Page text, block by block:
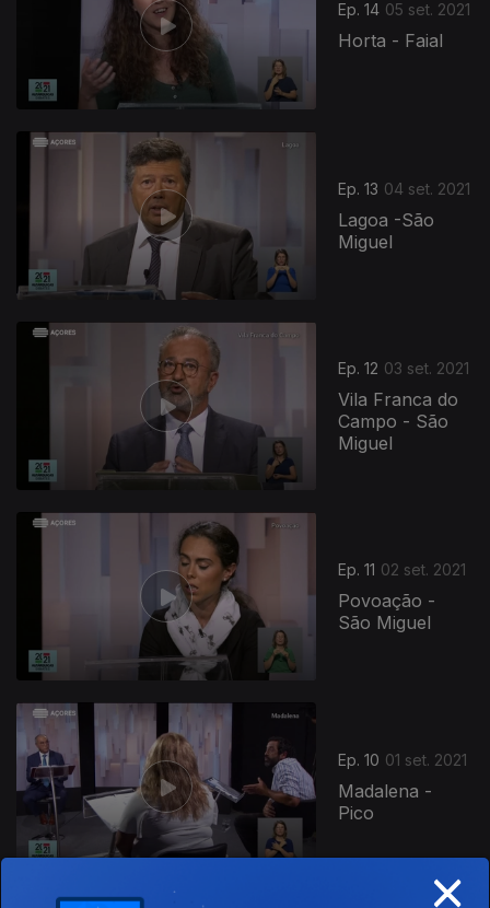
Ep. 14 05 set. 2021
Horta - Faial
Ep. 13 04 set. 2021
Lagoa -São
Miguel
Ep. 12 03 set. 2021
Vila Franca do
Campo - São
Miguel
Ep. 11 02 set. 2021
Povoação -
São Miguel
Ep. 10 01 set. 2021
Madalena -
Pico
×